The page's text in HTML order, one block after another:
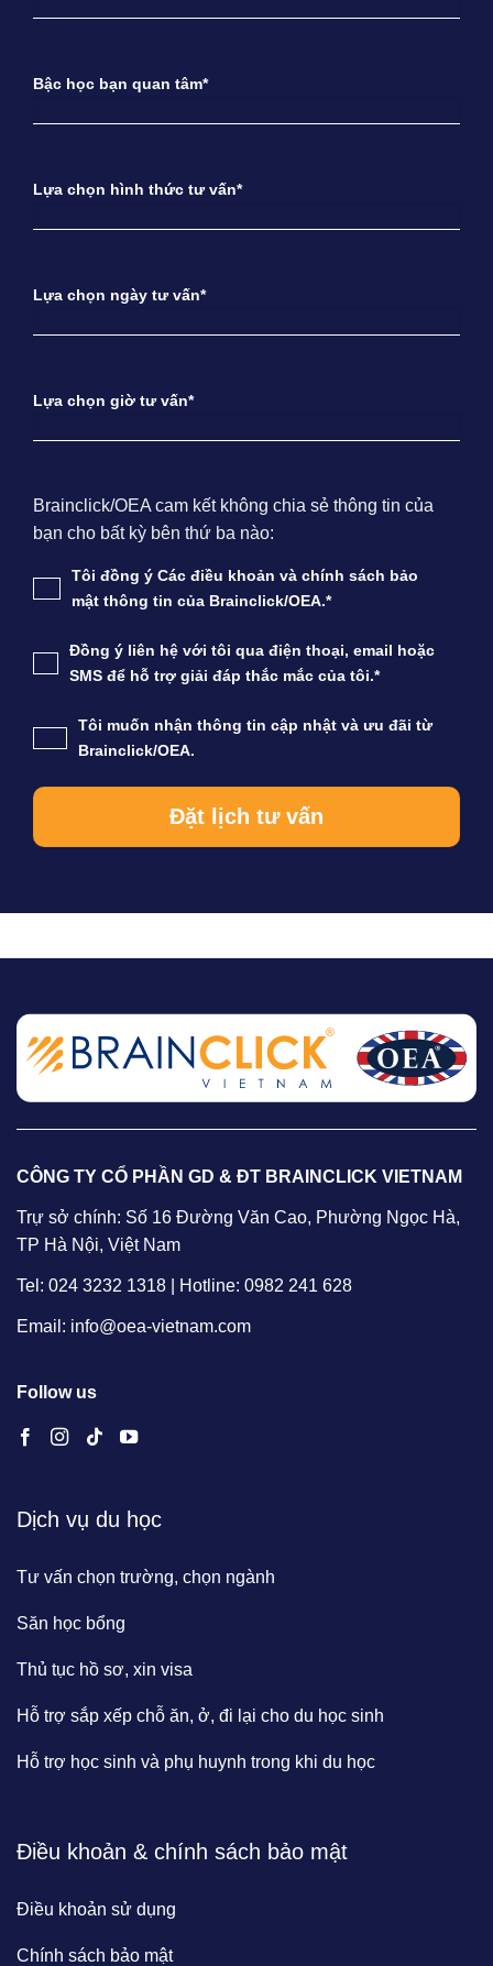
Bậc học bạn quan tâm*
Lựa chọn hình thức tư vấn*
Lựa chọn ngày tư vấn*
Lựa chọn giờ tư vấn*
Brainclick/OEA cam kết không chia sẻ thông tin của
bạn cho bất kỳ bên thứ ba nào:
Tôi đồng ý Các điều khoản và chính sách bảo
mật thông tin của Brainclick/OEA.*
Đồng ý liên hệ với tôi qua điện thoại, email hoặc
SMS để hỗ trợ giải đáp thắc mắc của tôi.*
Tôi muốn nhận thông tin cập nhật và ưu đãi từ
Brainclick/OEA.
CÔNG TY CỔ PHẦN GD & ĐT BRAINCLICK VIETNAM
Trự sở chính: Số 16 Đường Văn Cao, Phường Ngọc Hà,
TP Hà Nội, Việt Nam
Tel: 024 3232 1318 | Hotline: 0982 241 628
Email: info@oea-vietnam.com
Follow us
Dịch vụ du học
Tư vấn chọn trường, chọn ngành
Săn học bổng
Thủ tục hồ sơ, xin visa
Hỗ trợ sắp xếp chỗ ăn, ở, đi lại cho du học sinh
Hỗ trợ học sinh và phụ huynh trong khi du học
Điều khoản & chính sách bảo mật
Điều khoản sử dụng
Chính sách bảo mật